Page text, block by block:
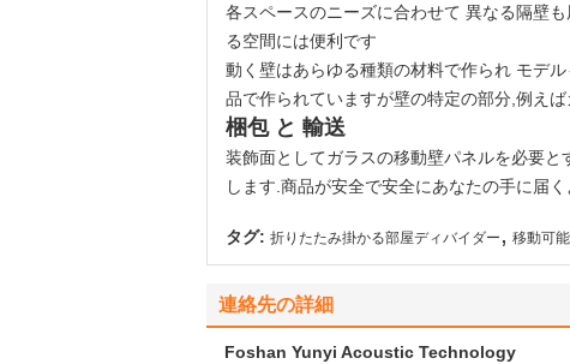
各スペースのニーズに合わせて 異なる隔壁
る空間には便利です
動く壁はあらゆる種類の材料で作られ モデ
品で作られていますが壁の特定の部分,例え
梱包 と 輸送
装飾面としてガラスの移動壁パネルを必要
します.商品が安全で安全にあなたの手に届
タグ: 折りたたみ掛かる部屋ディバイダー 移動可
連絡先の詳細
Foshan Yunyi Acoustic Technology